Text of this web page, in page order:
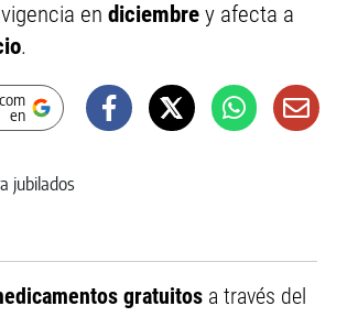
en diciembre y afecta a
.
en
gratuitos a través del